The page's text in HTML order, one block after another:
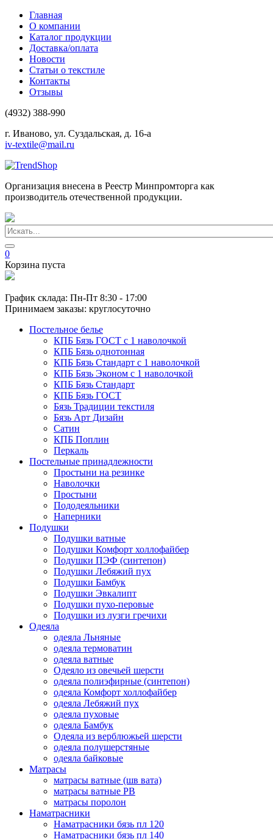
Главная
О компании
Каталог продукции
Доставка/оплата
Новости
Статьи о текстиле
Контакты
Отзывы
(4932) 388-990
г. Иваново, ул. Суздальская, д. 16-а
iv-textile@mail.ru
Организация внесена в Реестр Минпромторга как
производитель отечественной продукции.
0
Корзина пуста
График склада: Пн-Пт 8:30 - 17:00
Принимаем заказы: круглосуточно
Постельное белье
КПБ Бязь ГОСТ c 1 наволочкой
КПБ Бязь однотонная
КПБ Бязь Стандарт c 1 наволочкой
КПБ Бязь Эконом с 1 наволочкой
КПБ Бязь Стандарт
КПБ Бязь ГОСТ
Бязь Традиции текстиля
Бязь Арт Дизайн
Сатин
КПБ Поплин
Перкаль
Постельные принадлежности
Простыни на резинке
Наволочки
Простыни
Пододеяльники
Наперники
Подушки
Подушки ватные
Подушки Комфорт холлофайбер
Подушки ПЭФ (синтепон)
Подушки Лебяжий пух
Подушки Бамбук
Подушки Эвкалипт
Подушки пухо-перовые
Подушки из лузги гречихи
Одеяла
одеяла Льняные
одеяла термоватин
одеяла ватные
Одеяло из овечьей шерсти
одеяла полиэфирные (синтепон)
одеяла Комфорт холлофайбер
одеяла Лебяжий пух
одеяла пуховые
одеяла Бамбук
Одеяла из верблюжьей шерсти
одеяла полушерстяные
одеяла байковые
Матрасы
матрасы ватные (шв вата)
матрасы ватные РВ
матрасы поролон
Наматрасники
Наматрасники бязь пл 120
Наматрасники бязь пл 140